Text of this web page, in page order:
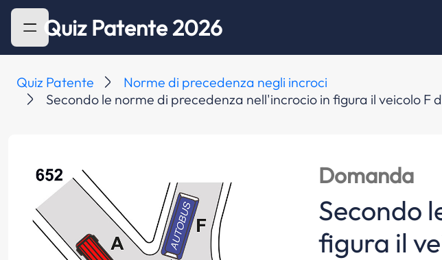
Quiz Patente 2026
Quiz Patente
Norme di precedenza negli incroci
Secondo le norme di precedenza nell'incrocio in figura il veicolo F
Domanda
Secondo
figura il